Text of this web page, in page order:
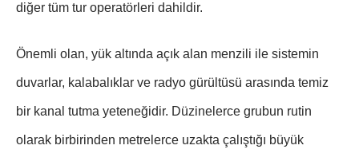
diğer tüm tur operatörleri dahildir.
Önemli olan, yük altında açık alan menzili ile sistemin
duvarlar, kalabalıklar ve radyo gürültüsü arasında temiz
bir kanal tutma yeteneğidir. Düzinelerce grubun rutin
olarak birbirinden metrelerce uzakta çalıştığı büyük